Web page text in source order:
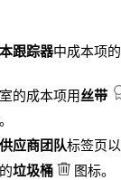
跟踪器中成本项
的成本项用丝带
应商团队标签页
垃圾桶
图标。